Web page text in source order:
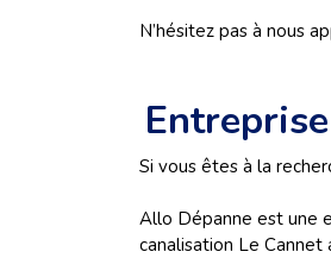
N’hésitez pas à nous
Si vous êtes à la
Allo Dépanne est une
canalisation Le